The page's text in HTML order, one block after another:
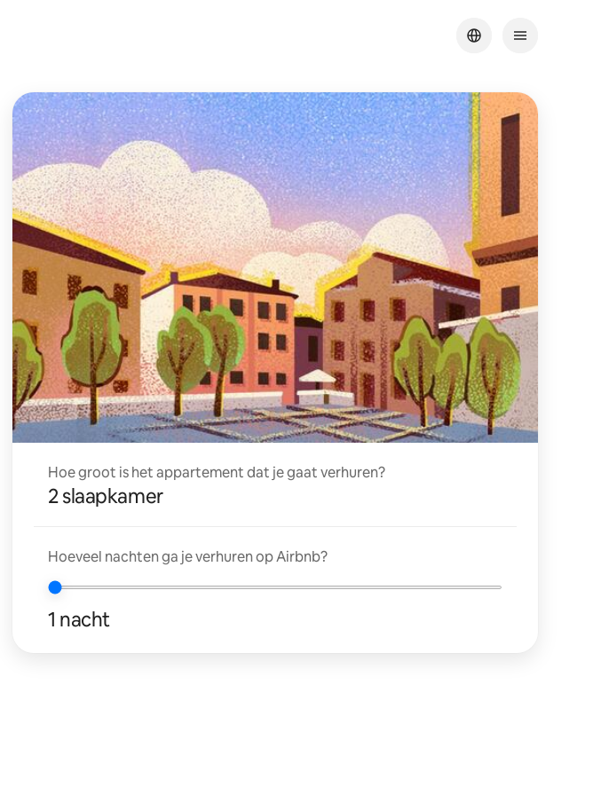
Hoe groot is het appartement dat je gaat verhuren?
2 slaapkamer
Hoeveel nachten ga je verhuren op Airbnb?
1 nacht